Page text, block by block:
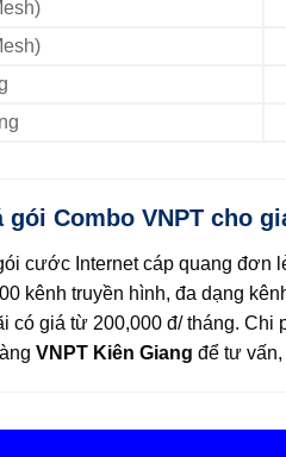
gói Combo VNPT cho
cước Internet cáp quang đơn
kênh truyền hình, đa dạng
có giá từ 200,000 đ/ tháng. Chi
VNPT Kiên Giang để tư vấn,